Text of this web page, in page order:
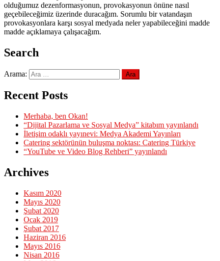
olduğumuz dezenformasyonun, provokasyonun önüne nasıl
geçebileceğimiz üzerinde duracağım. Sorumlu bir vatandaşın
provokasyonlara karşı sosyal medyada neler yapabileceğini madde
madde açıklamaya çalışacağım.
Search
Arama:
Recent Posts
Merhaba, ben Okan!
“Dijital Pazarlama ve Sosyal Medya” kitabım yayınlandı
İletişim odaklı yayınevi: Medya Akademi Yayınları
Catering sektörünün buluşma noktası: Catering Türkiye
“YouTube ve Video Blog Rehberi” yayınlandı
Archives
Kasım 2020
Mayıs 2020
Şubat 2020
Ocak 2019
Şubat 2017
Haziran 2016
Mayıs 2016
Nisan 2016